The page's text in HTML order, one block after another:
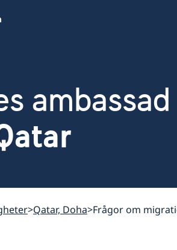
ambassad
Qatar, Doha Frågor om